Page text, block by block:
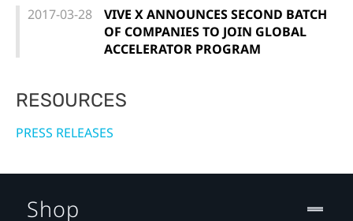
2017-03-28
VIVE X ANNOUNCES SECOND BATCH
OF COMPANIES TO JOIN GLOBAL
ACCELERATOR PROGRAM
RESOURCES
PRESS RELEASES
Shop